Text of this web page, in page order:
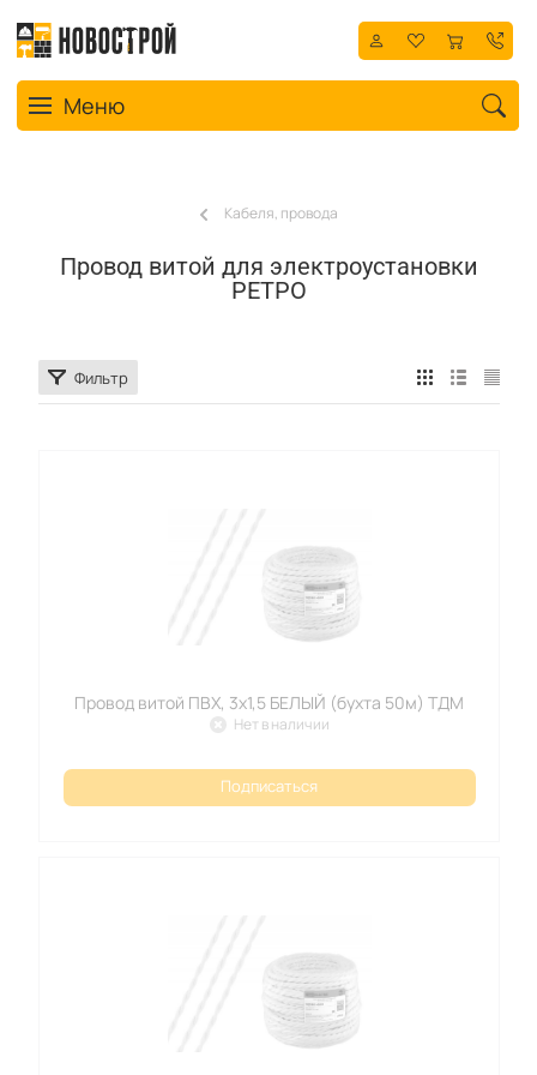
Toggle navigation
Меню
Кабеля, провода
Провод витой для электроустановки
РЕТРО
Фильтр
Провод витой ПВХ, 3х1,5 БЕЛЫЙ (бухта 50м) ТДМ
Нет в наличии
Подписаться